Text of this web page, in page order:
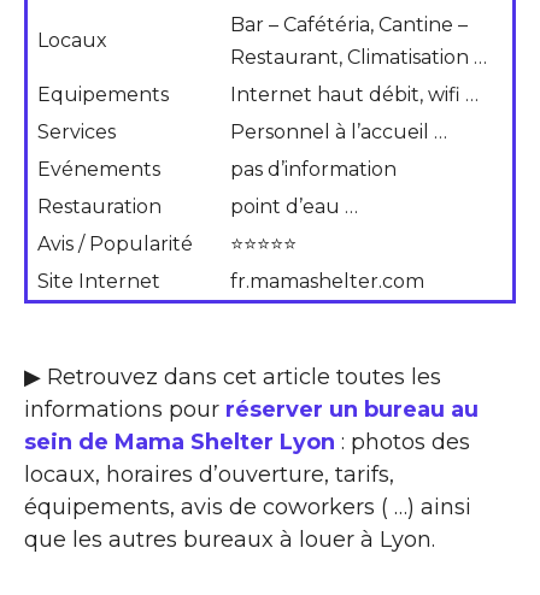
Locaux
Bar – Cafétéria, Cantine –
Restaurant, Climatisation …
Equipements
Internet haut débit, wifi …
Services
Personnel à l’accueil …
Evénements
pas d’information
Restauration
point d’eau …
Avis / Popularité
⭐⭐⭐⭐⭐
Site Internet
fr.mamashelter.com
▶ Retrouvez dans cet article toutes les
informations pour réserver un bureau au
sein de Mama Shelter Lyon : photos des
locaux, horaires d’ouverture, tarifs,
équipements, avis de coworkers ( …) ainsi
que les autres bureaux à louer à Lyon.